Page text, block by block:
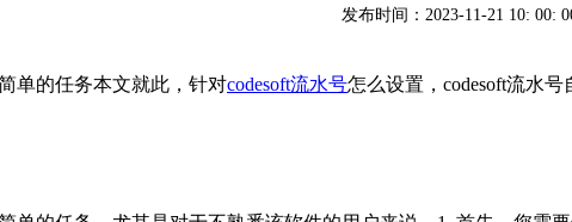
发布时间：2023-11-21 10: 00:
单的任务本文就此，针对codesoft流水号怎么设置，codesoft流水